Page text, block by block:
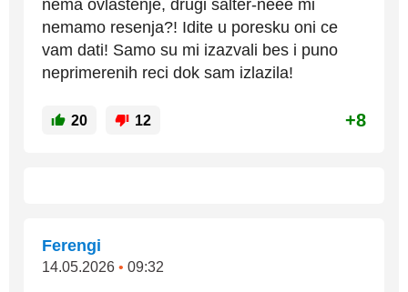
nema ovlastenje, drugi salter-neee mi
nemamo resenja?! Idite u poresku oni ce
vam dati! Samo su mi izazvali bes i puno
neprimerenih reci dok sam izlazila!
20 12 +8
Ferengi
14.05.2026 • 09:32